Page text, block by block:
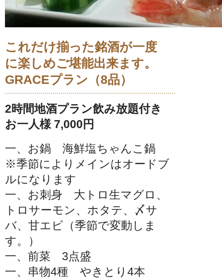
これだけ揃った銘酒が一度
に楽しめご堪能出来ます。
GRACEプラン（8品）
2時間地酒プラン飲み放題付き
お一人様 7,000円
一、お鍋 海鮮塩ちゃんこ鍋
※季節によりメインはオードブ
ルになります
一、お刺身 大トロ生マグロ、
トロサーモン、ホタテ、〆サ
バ、甘エビ（季節で変動しま
す。）
一、前菜 3点盛
一、串物4種 やきとり4本